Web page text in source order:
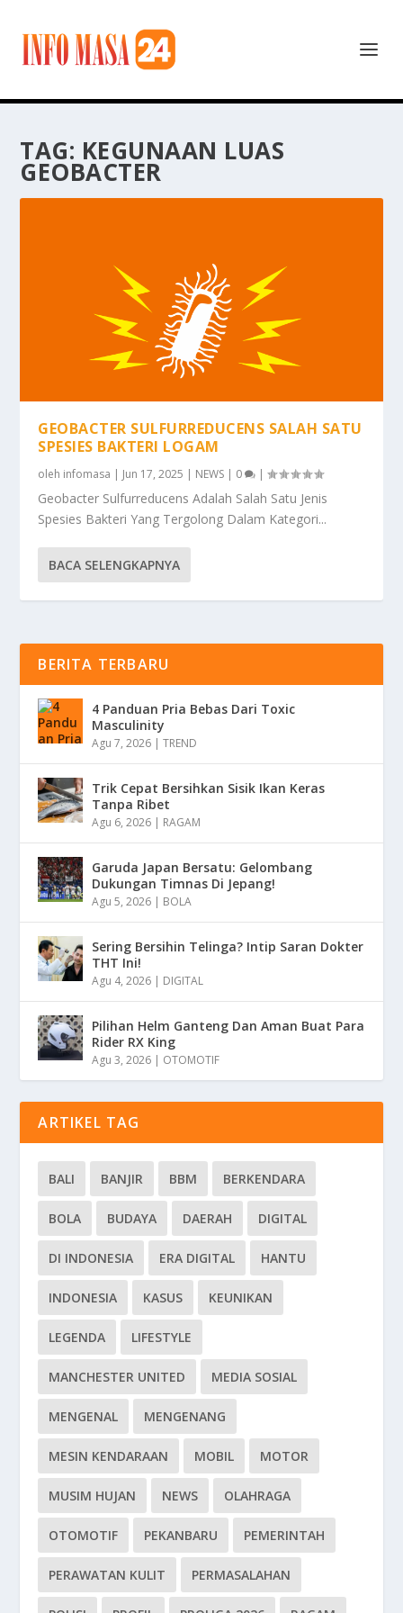
TAG: KEGUNAAN LUAS
GEOBACTER
GEOBACTER SULFURREDUCENS SALAH SATU
SPESIES BAKTERI LOGAM
oleh infomasa | Jun 17, 2025 | NEWS | 0 |
Geobacter Sulfurreducens Adalah Salah Satu Jenis
Spesies Bakteri Yang Tergolong Dalam Kategori...
BACA SELENGKAPNYA
BERITA TERBARU
4 Panduan Pria Bebas Dari Toxic
Masculinity
Agu 7, 2026 |TREND
Trik Cepat Bersihkan Sisik Ikan Keras
Tanpa Ribet
Agu 6, 2026 | RAGAM
Garuda Japan Bersatu: Gelombang
Dukungan Timnas Di Jepang!
Agu 5, 2026 | BOLA
Sering Bersihin Telinga? Intip Saran Dokter
THT Ini!
Agu 4, 2026 | DIGITAL
Pilihan Helm Ganteng Dan Aman Buat Para
Rider RX King
Agu 3, 2026 | OTOMOTIF
ARTIKEL TAG
BALI BANJIR BBM BERKENDARA
BOLA BUDAYA DAERAH DIGITAL
DI INDONESIA ERA DIGITAL HANTU
INDONESIA KASUS KEUNIKAN
LEGENDA LIFESTYLE
MANCHESTER UNITED MEDIA SOSIAL
MENGENAL MENGENANG
MESIN KENDARAAN MOBIL MOTOR
MUSIM HUJAN NEWS OLAHRAGA
OTOMOTIF PEKANBARU PEMERINTAH
PERAWATAN KULIT PERMASALAHAN